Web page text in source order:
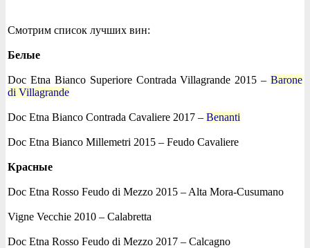
Смотрим список лучших вин:
Белые
Doc Etna Bianco Superiore Contrada Villagrande 2015 – Barone
di Villagrande
Doc Etna Bianco Contrada Cavaliere 2017 – Benanti
Doc Etna Bianco Millemetri 2015 – Feudo Cavaliere
Красные
Doc Etna Rosso Feudo di Mezzo 2015 – Alta Mora-Cusumano
Vigne Vecchie 2010 – Calabretta
Doc Etna Rosso Feudo di Mezzo 2017 – Calcagno